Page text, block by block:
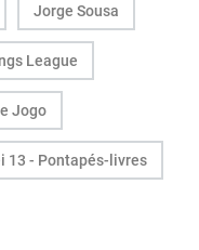
Jorge Sousa
League
Jogo
13 - Pontapés-livres